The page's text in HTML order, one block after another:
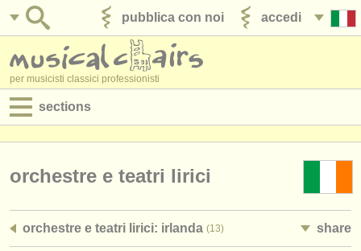
accedi
pubblica con noi
per musicisti classici professionisti
sections
jobs - amministrazione
orchestre e teatri lirici
orchestre e teatri lirici: irlanda (13) share